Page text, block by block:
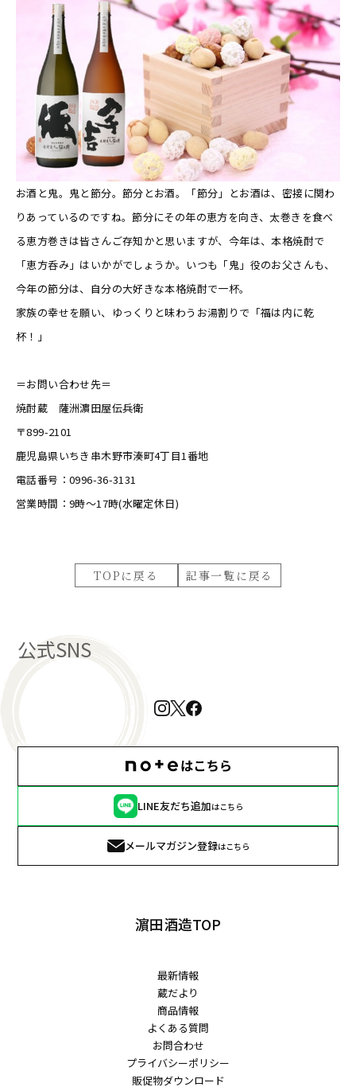
お酒と鬼。鬼と節分。節分とお酒。「節分」とお酒は、密接に関わ
りあっているのですね。節分にその年の恵方を向き、太巻きを食べ
る恵方巻きは皆さんご存知かと思いますが、今年は、本格焼酎で
「恵方呑み」はいかがでしょうか。いつも「鬼」役のお父さんも、
今年の節分は、自分の大好きな本格焼酎で一杯。
家族の幸せを願い、ゆっくりと味わうお湯割りで「福は内に乾
杯！」
＝お問い合わせ先＝
焼酎蔵 薩洲濵田屋伝兵衛
〒899-2101
鹿児島県いちき串木野市湊町4丁目1番地
電話番号：0996-36-3131
営業時間：9時～17時(水曜定休日)
TOPに戻る 記事一覧に戻る
公式SNS
LINE友だち追加はこちら
メールマガジン登録はこちら
濵田酒造TOP
最新情報
蔵だより
商品情報
よくある質問
お問合わせ
プライバシーポリシー
販促物ダウンロード